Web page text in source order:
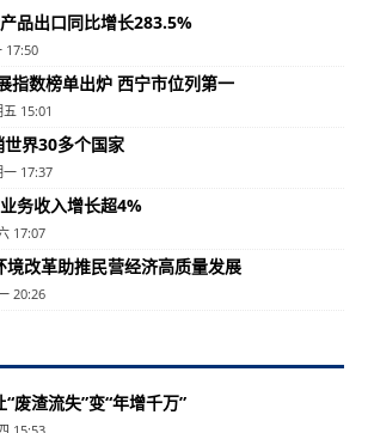
品出口同比增长283.5%
17:50
指数榜单出炉 西宁市位列第一
15:01
世界30多个国家
17:37
务收入增长超4%
17:07
境改革助推民营经济高质量发展
20:26
废渣流失”变“年增千万”